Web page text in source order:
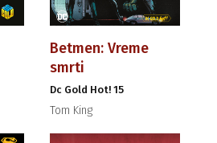
Betmen: Vreme
smrti
Dc Gold Hot! 15
Tom King